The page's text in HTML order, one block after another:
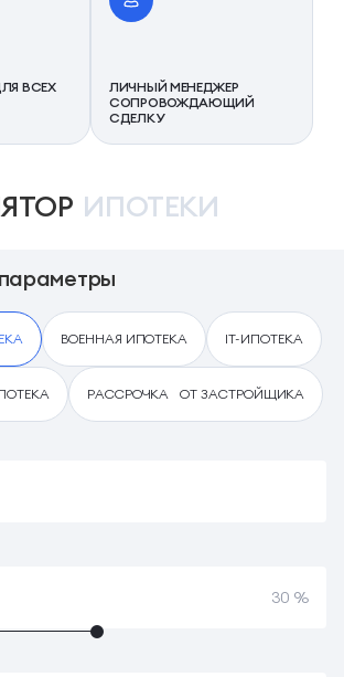
ВСЕХ
ЛИЧНЫЙ МЕНЕДЖЕР
СОПРОВОЖДАЮЩИЙ
СДЕЛКУ
ИПОТЕКИ
ВОЕННАЯ ИПОТЕКА IT-ИПОТЕКА
РАССРОЧКА ОТ ЗАСТРОЙЩИКА
30 %